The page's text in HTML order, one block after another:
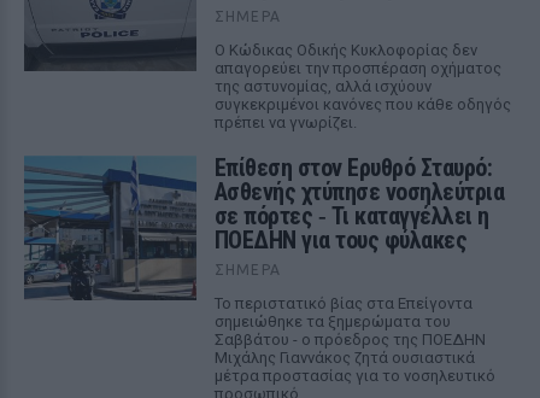
ΣΉΜΕΡΑ
Ο Κώδικας Οδικής Κυκλοφορίας δεν
απαγορεύει την προσπέραση οχήματος
της αστυνομίας, αλλά ισχύουν
συγκεκριμένοι κανόνες που κάθε οδηγός
πρέπει να γνωρίζει.
Επίθεση στον Ερυθρό Σταυρό:
Ασθενής χτύπησε νοσηλεύτρια
σε πόρτες ‑ Τι καταγγέλλει η
ΠΟΕΔΗΝ για τους φύλακες
ΣΉΜΕΡΑ
Το περιστατικό βίας στα Επείγοντα
σημειώθηκε τα ξημερώματα του
Σαββάτου - ο πρόεδρος της ΠΟΕΔΗΝ
Μιχάλης Γιαννάκος ζητά ουσιαστικά
μέτρα προστασίας για το νοσηλευτικό
προσωπικό